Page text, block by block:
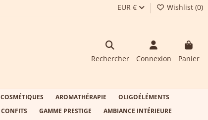
EUR € Wishlist (0)
Rechercher Connexion Panier
COSMÉTIQUES AROMATHÉRAPIE
OLIGOÉLÉMENTS
CONFITS GAMME PRESTIGE
AMBIANCE INTÉRIEURE